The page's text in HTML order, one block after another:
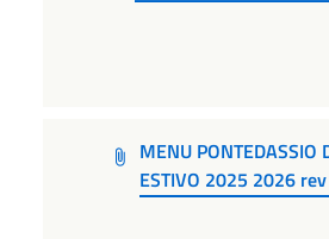
MENU PONTEDASSIO
ESTIVO 2025 2026